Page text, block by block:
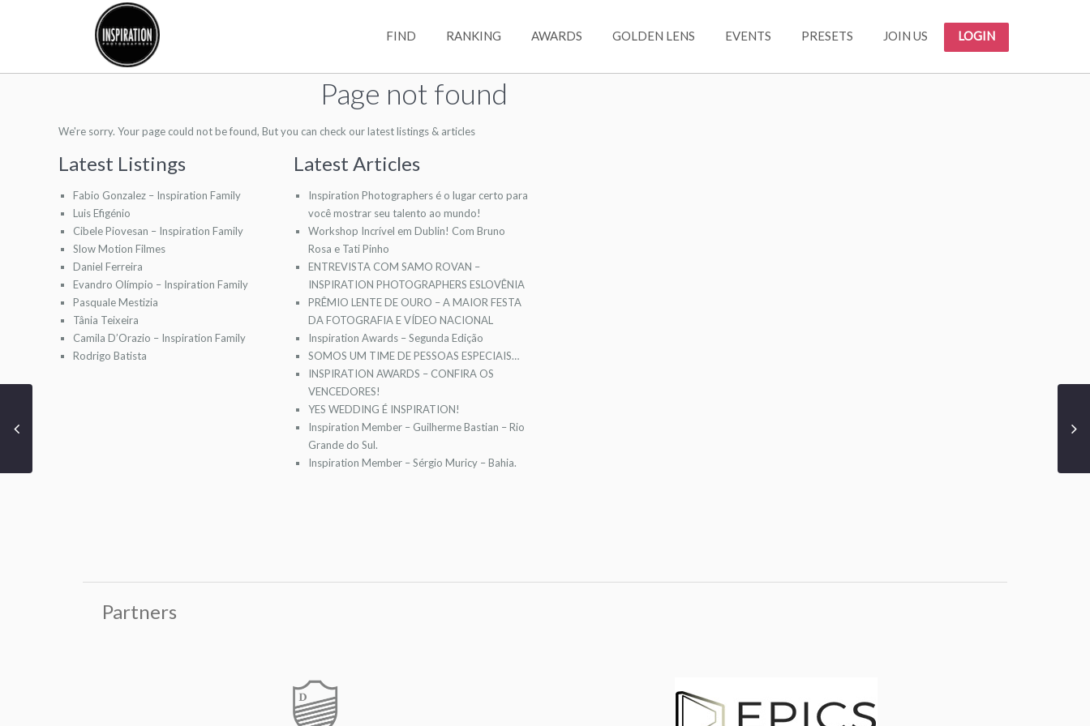
FIND RANKING AWARDS GOLDEN LENS EVENTS PRESETS JOIN US LOGIN
Page not found
We're sorry. Your page could not be found, But you can check our latest listings & articles
Latest Listings
Fabio Gonzalez – Inspiration Family
Luis Efigénio
Cibele Piovesan – Inspiration Family
Slow Motion Filmes
Daniel Ferreira
Evandro Olímpio – Inspiration Family
Pasquale Mestizia
Tânia Teixeira
Camila D’Orazio – Inspiration Family
Rodrigo Batista
Latest Articles
Inspiration Photographers é o lugar certo para
você mostrar seu talento ao mundo!
Workshop Incrível em Dublin! Com Bruno
Rosa e Tati Pinho
ENTREVISTA COM SAMO ROVAN –
INSPIRATION PHOTOGRAPHERS ESLOVÊNIA
PRÊMIO LENTE DE OURO – A MAIOR FESTA
DA FOTOGRAFIA E VÍDEO NACIONAL
Inspiration Awards – Segunda Edição
SOMOS UM TIME DE PESSOAS ESPECIAIS…
INSPIRATION AWARDS – CONFIRA OS
VENCEDORES!
YES WEDDING É INSPIRATION!
Inspiration Member – Guilherme Bastian – Rio
Grande do Sul.
Inspiration Member – Sérgio Muricy – Bahia.